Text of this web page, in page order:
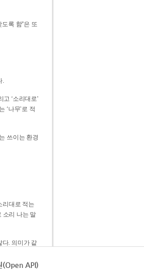
록 함”은 또
.
‘소리대로’
쓰이는 환경
리대로 적는
다. 의미가 같
(Open API)